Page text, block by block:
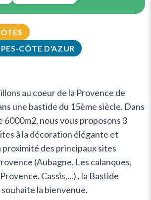
CÔTE D'AZUR
au coeur de la Provence de
une bastide du 15ème siècle. Dans
6000m2, nous vous proposons 3
à la décoration élégante et
des principaux sites
(Aubagne, Les calanques,
Cassis,...) , la Bastide
la bienvenue.